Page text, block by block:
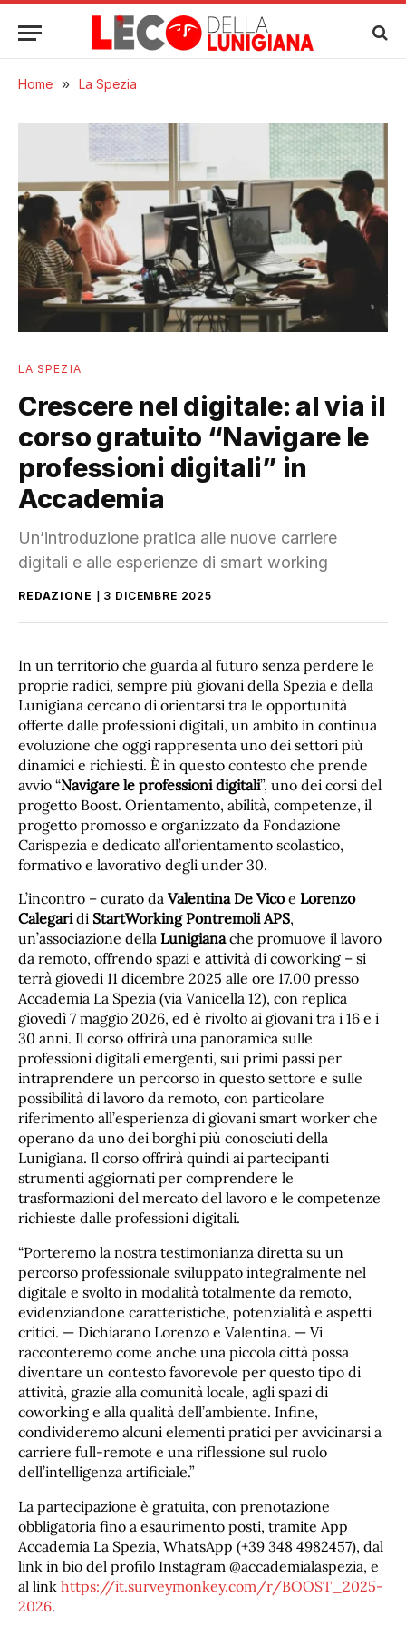
Home » La Spezia
LA SPEZIA
Crescere nel digitale: al via il
corso gratuito “Navigare le
professioni digitali” in
Accademia
Un’introduzione pratica alle nuove carriere
digitali e alle esperienze di smart working
REDAZIONE 3 DICEMBRE 2025
In un territorio che guarda al futuro senza perdere le
proprie radici, sempre più giovani della Spezia e della
Lunigiana cercano di orientarsi tra le opportunità
offerte dalle professioni digitali, un ambito in continua
evoluzione che oggi rappresenta uno dei settori più
dinamici e richiesti. È in questo contesto che prende
avvio “Navigare le professioni digitali”, uno dei corsi del
progetto Boost. Orientamento, abilità, competenze, il
progetto promosso e organizzato da Fondazione
Carispezia e dedicato all’orientamento scolastico,
formativo e lavorativo degli under 30.
L’incontro – curato da Valentina De Vicoe Lorenzo
Calegaridi StartWorking Pontremoli APS,
un’associazione della Lunigianache promuove il lavoro
da remoto, offrendo spazi e attività di coworking – si
terrà giovedì 11 dicembre 2025 alle ore 17.00 presso
Accademia La Spezia (via Vanicella 12), con replica
giovedì 7 maggio 2026, ed è rivolto ai giovani tra i 16 e i
30 anni. Il corso offrirà una panoramica sulle
professioni digitali emergenti, sui primi passi per
intraprendere un percorso in questo settore e sulle
possibilità di lavoro da remoto, con particolare
riferimento all’esperienza di giovani smart worker che
operano da uno dei borghi più conosciuti della
Lunigiana. Il corso offrirà quindi ai partecipanti
strumenti aggiornati per comprendere le
trasformazioni del mercato del lavoro e le competenze
richieste dalle professioni digitali.
“Porteremo la nostra testimonianza diretta su un
percorso professionale sviluppato integralmente nel
digitale e svolto in modalità totalmente da remoto,
evidenziandone caratteristiche, potenzialità e aspetti
critici. — Dichiarano Lorenzo e Valentina. — Vi
racconteremo come anche una piccola città possa
diventare un contesto favorevole per questo tipo di
attività, grazie alla comunità locale, agli spazi di
coworking e alla qualità dell’ambiente. Infine,
condivideremo alcuni elementi pratici per avvicinarsi a
carriere full-remote e una riflessione sul ruolo
dell’intelligenza artificiale.”
La partecipazione è gratuita, con prenotazione
obbligatoria fino a esaurimento posti, tramite App
Accademia La Spezia, WhatsApp (+39 348 4982457), dal
link in bio del profilo Instagram @accademialaspezia, e
al link https://it.surveymonkey.com/r/BOOST_2025-
2026.